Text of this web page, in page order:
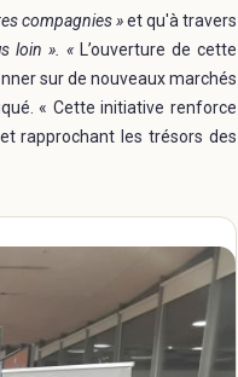
compagnies »et qu'à travers
loin ». «L’ouverture de cette
sur de nouveaux marchés
« Cette initiative renforce
rapprochant les trésors des